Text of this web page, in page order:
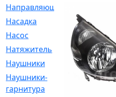
Направляющая
Насадка
[16]
Насос
[356]
Натяжитель
[125]
Наушники
[8]
Наушники-
гарнитура
[2]